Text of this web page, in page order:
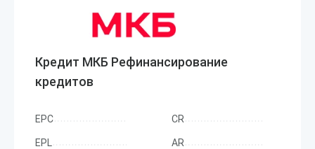
Кредит МКБ Рефинансирование
кредитов
EPC CR
EPL AR